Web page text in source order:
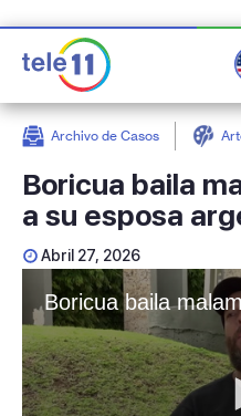
Archivo de Casos
Boricua baila
a su esposa
Abril 27, 2026
post